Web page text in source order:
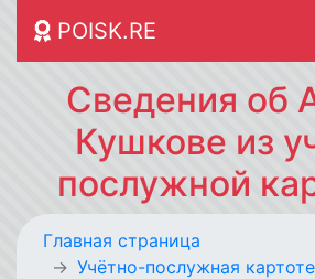
POISK.RE
Сведения об
Кушкове из
послужной
Главная страница
Учётно-послужная